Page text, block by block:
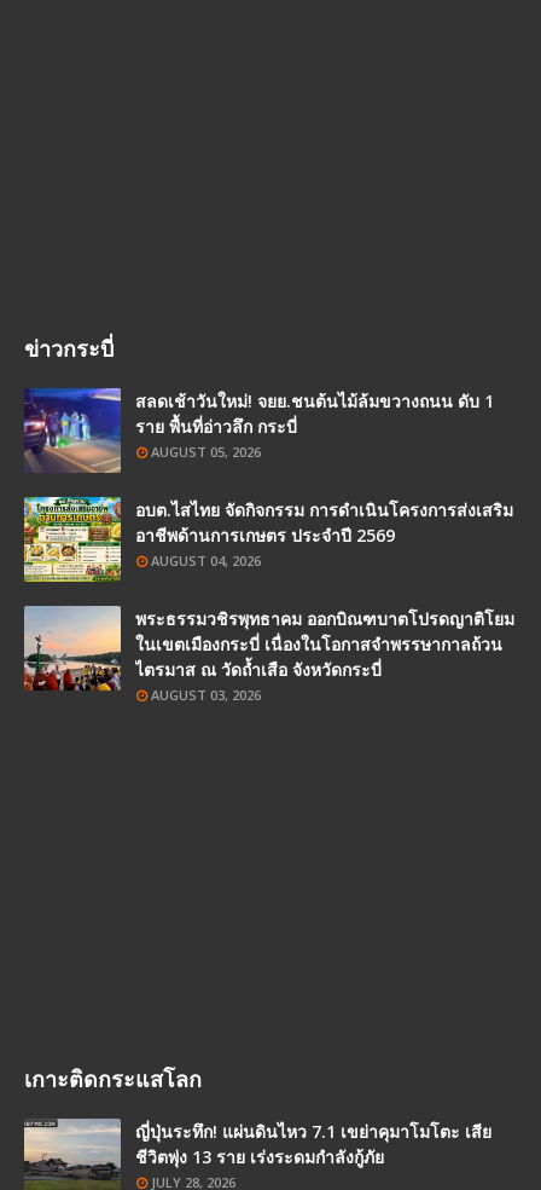
ข่าวกระบี่
สลดเช้าวันใหม่! จยย.ชนต้นไม้ล้มขวางถนน ดับ 1
ราย พื้นที่อ่าวลึก กระบี่
AUGUST 05, 2026
อบต.ไสไทย จัดกิจกรรม การดำเนินโครงการส่งเสริม
อาชีพด้านการเกษตร ประจำปี 2569
AUGUST 04, 2026
พระธรรมวชิรพุทธาคม ออกบิณฑบาตโปรดญาติโยม
ในเขตเมืองกระบี่ เนื่องในโอกาสจำพรรษากาลถ้วน
ไตรมาส ณ วัดถ้ำเสือ จังหวัดกระบี่
AUGUST 03, 2026
เกาะติดกระแสโลก
ญี่ปุ่นระทึก! แผ่นดินไหว 7.1 เขย่าคุมาโมโตะ เสีย
ชีวิตพุ่ง 13 ราย เร่งระดมกำลังกู้ภัย
JULY 28, 2026